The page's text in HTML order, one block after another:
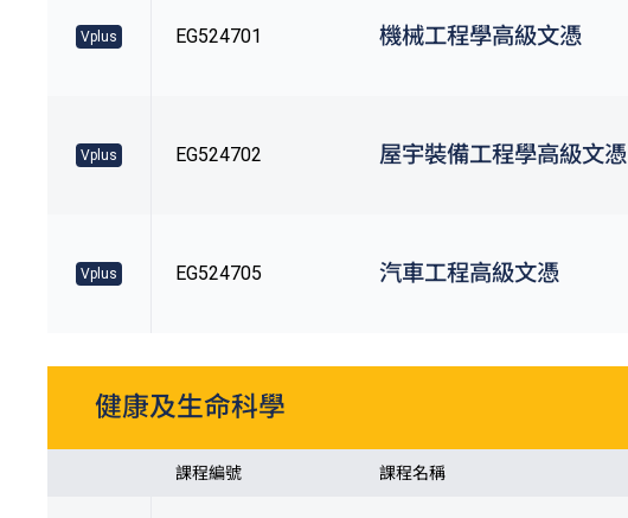
Vplus EG524701 機械工程學高級文憑
Vplus EG524702 屋宇裝備工程學高級文憑
Vplus EG524705 汽車工程高級文憑
健康及生命科學
課程編號 課程名稱